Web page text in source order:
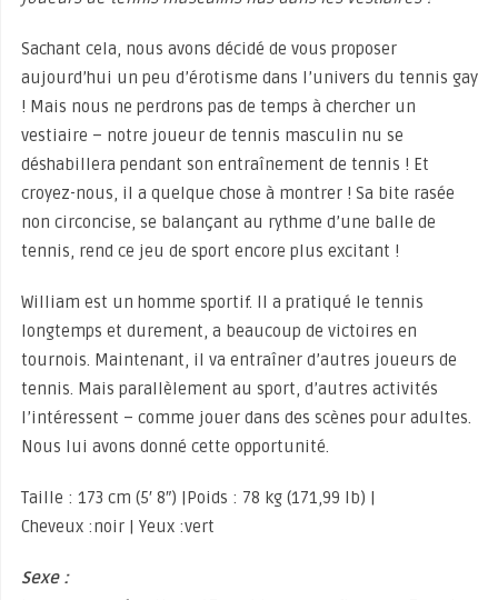
Sachant cela, nous avons décidé de vous proposer
aujourd’hui un peu d’érotisme dans l’univers du tennis gay
! Mais nous ne perdrons pas de temps à chercher un
vestiaire – notre joueur de tennis masculin nu se
déshabillera pendant son entraînement de tennis ! Et
croyez-nous, il a quelque chose à montrer ! Sa bite rasée
non circoncise, se balançant au rythme d’une balle de
tennis, rend ce jeu de sport encore plus excitant !
William est un homme sportif. Il a pratiqué le tennis
longtemps et durement, a beaucoup de victoires en
tournois. Maintenant, il va entraîner d’autres joueurs de
tennis. Mais parallèlement au sport, d’autres activités
l’intéressent – comme jouer dans des scènes pour adultes.
Nous lui avons donné cette opportunité.
Taille : 173 cm (5′ 8″) |Poids : 78 kg (171,99 lb) |
Cheveux :noir | Yeux :vert
Sexe :